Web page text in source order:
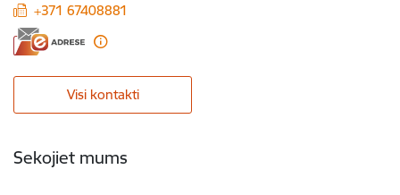
+371 67408881
Visi kontakti
Sekojiet mums